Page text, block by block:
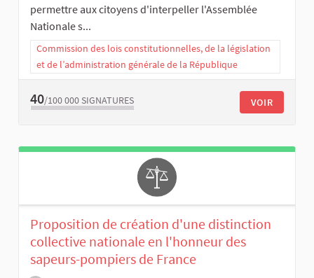
permettre aux citoyens d'interpeller l'Assemblée
Nationale s...
Commission des lois constitutionnelles, de la législation
et de l’administration générale de la République
40/100 000 SIGNATURES VOIR
Proposition de création d'une distinction
collective nationale en l'honneur des
sapeurs-pompiers de France